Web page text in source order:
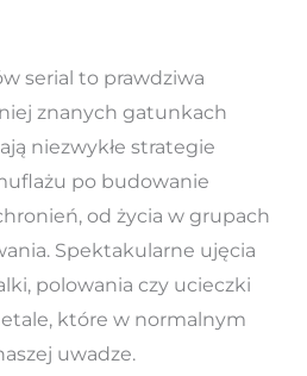
serial to prawdziwa
znanych gatunkach
niezwykłe strategie
po budowanie
od życia w grupach
Spektakularne ujęcia
polowania czy ucieczki
które w normalnym
uwadze.